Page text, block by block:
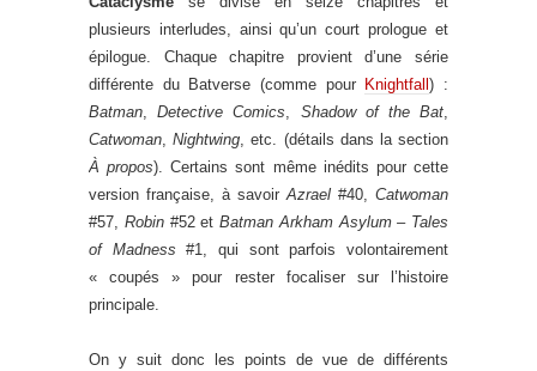
plusieurs interludes, ainsi qu’un court prologue et
épilogue. Chaque chapitre provient d’une série
différente du Batverse (comme pour Knightfall) :
Batman,Detective Comics, Shadow of the Bat,
Catwoman,Nightwing, etc. (détails dans la section
À propos). Certains sont même inédits pour cette
version française, à savoirAzrael #40, Catwoman
#57, Robin#52 et Batman Arkham Asylum – Tales
of Madness #1, qui sont parfois volontairement
« coupés » pour rester focaliser sur l’histoire
principale.
On y suit donc les points de vue de différents